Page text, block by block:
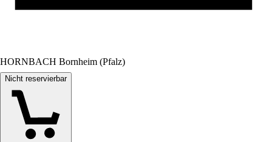
HORNBACH Bornheim (Pfalz)
Nicht reservierbar